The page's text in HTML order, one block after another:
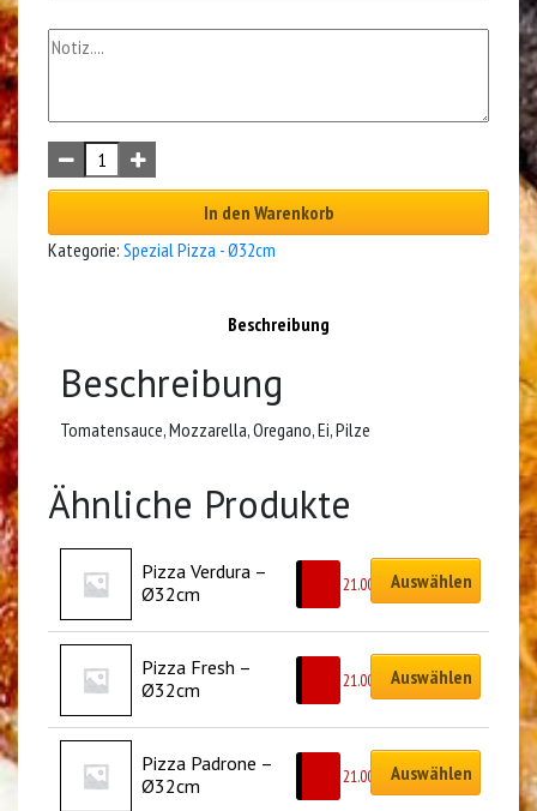
In den Warenkorb
Kategorie: Spezial Pizza - Ø32cm
Beschreibung
Beschreibung
Tomatensauce, Mozzarella, Oregano, Ei, Pilze
Ähnliche Produkte
Pizza Verdura –
Ø32cm
21.00 Auswählen
Pizza Fresh –
Ø32cm
21.00 Auswählen
Pizza Padrone –
Ø32cm
21.00 Auswählen